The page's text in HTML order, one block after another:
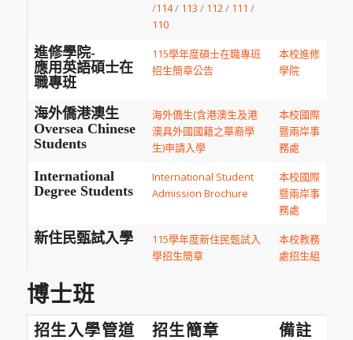
/114/ 113 / 112/ 111 /
110
進修學院-
應用英語碩士在
職專班
115學年度碩士在職專班
招生簡章公告
本校進修
學院
海外僑港澳生
Oversea Chinese
Students
海外僑生(含港澳生及港
澳具外國國籍之華裔學
生)申請入學
本校國際
暨兩岸事
務處
International
Degree Students
International Student
Admission Brochure
本校國際
暨兩岸事
務處
新住民甄試入學
115學年度新住民甄試入
學招生簡章
本校教務
處招生組
博士班
招生入學管道 招生簡章 備註